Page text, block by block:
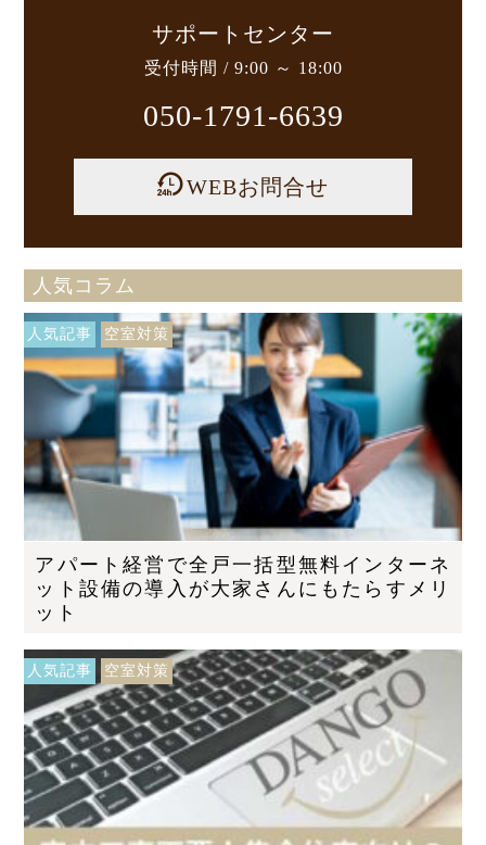
サポートセンター
受付時間 / 9:00 ～ 18:00
050-1791-6639
WEBお問合せ
人気コラム
人気記事 空室対策
アパート経営で全戸一括型無料インターネ
ット設備の導入が大家さんにもたらすメリ
ット
人気記事 空室対策